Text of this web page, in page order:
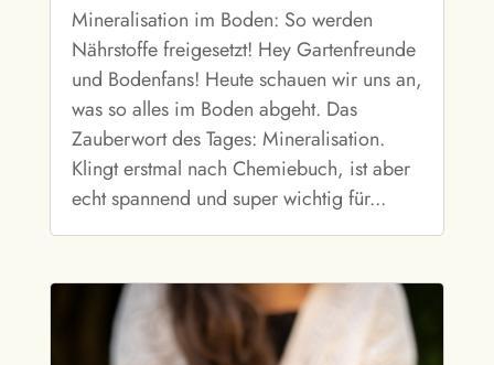
Mineralisation im Boden: So werden
Nährstoffe freigesetzt! Hey Gartenfreunde
und Bodenfans! Heute schauen wir uns an,
was so alles im Boden abgeht. Das
Zauberwort des Tages: Mineralisation.
Klingt erstmal nach Chemiebuch, ist aber
echt spannend und super wichtig für...